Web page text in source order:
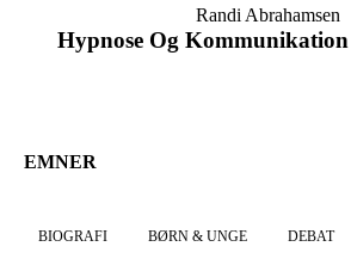
Hypnose Og
Randi Abrahamsen
EMNER
BIOGRAFI BØRN & UNGE DEBAT